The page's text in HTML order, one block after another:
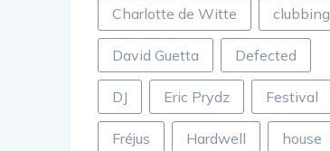
Charlotte de Witte clubbing
David Guetta Defected
DJ Eric Prydz Festival
Fréjus Hardwell house